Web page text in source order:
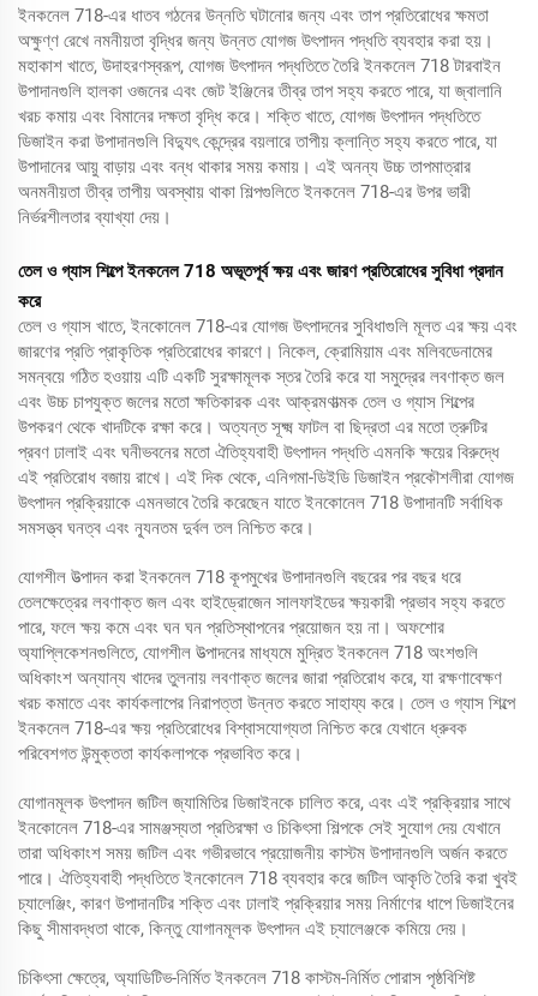
ইনকনেল 718-এর ধাতব গঠনের উন্নতি ঘটানোর জন্য এবং তাপ প্রতিরোধের ক্ষমতা
অক্ষুণ্ণ রেখে নমনীয়তা বৃদ্ধির জন্য উন্নত যোগজ উৎপাদন পদ্ধতি ব্যবহার করা হয়।
মহাকাশ খাতে, উদাহরণস্বরূপ, যোগজ উৎপাদন পদ্ধতিতে তৈরি ইনকনেল 718 টারবাইন
উপাদানগুলি হালকা ওজনের এবং জেট ইঞ্জিনের তীব্র তাপ সহ্য করতে পারে, যা জ্বালানি
খরচ কমায় এবং বিমানের দক্ষতা বৃদ্ধি করে। শক্তি খাতে, যোগজ উৎপাদন পদ্ধতিতে
ডিজাইন করা উপাদানগুলি বিদ্যুৎ কেন্দ্রের বয়লারে তাপীয় ক্লান্তি সহ্য করতে পারে, যা
উপাদানের আয়ু বাড়ায় এবং বন্ধ থাকার সময় কমায়। এই অনন্য উচ্চ তাপমাত্রার
অনমনীয়তা তীব্র তাপীয় অবস্থায় থাকা শিল্পগুলিতে ইনকনেল 718-এর উপর ভারী
নির্ভরশীলতার ব্যাখ্যা দেয়।
তেল ও গ্যাস শিল্পে ইনকনেল 718 অভূতপূর্ব ক্ষয় এবং জারণ প্রতিরোধের সুবিধা প্রদান
করে
তেল ও গ্যাস খাতে, ইনকোনেল 718-এর যোগজ উৎপাদনের সুবিধাগুলি মূলত এর ক্ষয় এবং
জারণের প্রতি প্রাকৃতিক প্রতিরোধের কারণে। নিকেল, ক্রোমিয়াম এবং মলিবডেনামের
সমন্বয়ে গঠিত হওয়ায় এটি একটি সুরক্ষামূলক স্তর তৈরি করে যা সমুদ্রের লবণাক্ত জল
এবং উচ্চ চাপযুক্ত জলের মতো ক্ষতিকারক এবং আক্রমণাত্মক তেল ও গ্যাস শিল্পের
উপকরণ থেকে খাদটিকে রক্ষা করে। অত্যন্ত সূক্ষ্ম ফাটল বা ছিদ্রতা এর মতো ত্রুটির
প্রবণ ঢালাই এবং ঘনীভবনের মতো ঐতিহ্যবাহী উৎপাদন পদ্ধতি এমনকি ক্ষয়ের বিরুদ্ধে
এই প্রতিরোধ বজায় রাখে। এই দিক থেকে, এনিগমা-ডিইডি ডিজাইন প্রকৌশলীরা যোগজ
উৎপাদন প্রক্রিয়াকে এমনভাবে তৈরি করেছেন যাতে ইনকোনেল 718 উপাদানটি সর্বাধিক
সমসত্ত্ব ঘনত্ব এবং ন্যূনতম দুর্বল তল নিশ্চিত করে।
যোগশীল উত্পাদন করা ইনকনেল 718 কূপমুখের উপাদানগুলি বছরের পর বছর ধরে
তেলক্ষেত্রের লবণাক্ত জল এবং হাইড্রোজেন সালফাইডের ক্ষয়কারী প্রভাব সহ্য করতে
পারে, ফলে ক্ষয় কমে এবং ঘন ঘন প্রতিস্থাপনের প্রয়োজন হয় না। অফশোর
অ্যাপ্লিকেশনগুলিতে, যোগশীল উত্পাদনের মাধ্যমে মুদ্রিত ইনকনেল 718 অংশগুলি
অধিকাংশ অন্যান্য খাদের তুলনায় লবণাক্ত জলের জারা প্রতিরোধ করে, যা রক্ষণাবেক্ষণ
খরচ কমাতে এবং কার্যকলাপের নিরাপত্তা উন্নত করতে সাহায্য করে। তেল ও গ্যাস শিল্পে
ইনকনেল 718-এর ক্ষয় প্রতিরোধের বিশ্বাসযোগ্যতা নিশ্চিত করে যেখানে ধ্রুবক
পরিবেশগত উন্মুক্ততা কার্যকলাপকে প্রভাবিত করে।
যোগানমূলক উৎপাদন জটিল জ্যামিতির ডিজাইনকে চালিত করে, এবং এই প্রক্রিয়ার সাথে
ইনকোনেল 718-এর সামঞ্জস্যতা প্রতিরক্ষা ও চিকিৎসা শিল্পকে সেই সুযোগ দেয় যেখানে
তারা অধিকাংশ সময় জটিল এবং গভীরভাবে প্রয়োজনীয় কাস্টম উপাদানগুলি অর্জন করতে
পারে। ঐতিহ্যবাহী পদ্ধতিতে ইনকোনেল 718 ব্যবহার করে জটিল আকৃতি তৈরি করা খুবই
চ্যালেঞ্জিং, কারণ উপাদানটির শক্তি এবং ঢালাই প্রক্রিয়ার সময় নির্মাণের ধাপে ডিজাইনের
কিছু সীমাবদ্ধতা থাকে, কিন্তু যোগানমূলক উৎপাদন এই চ্যালেঞ্জকে কমিয়ে দেয়।
চিকিৎসা ক্ষেত্রে, অ্যাডিটিভ-নির্মিত ইনকনেল 718 কাস্টম-নির্মিত পোরাস পৃষ্ঠবিশিষ্ট